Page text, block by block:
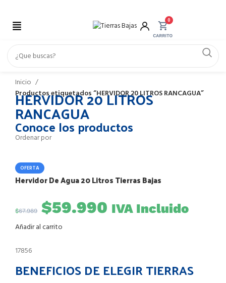
0
Inicio
Productos etiquetados “HERVIDOR 20 LITROS RANCAGUA”
HERVIDOR 20 LITROS
RANCAGUA
Conoce los productos
Ordenar por
OFERTA
17856
Hervidor De Agua 20 Litros Tierras Bajas
$67.989 $59.990 IVA Incluido
Añadir al carrito
BENEFICIOS DE ELEGIR TIERRAS